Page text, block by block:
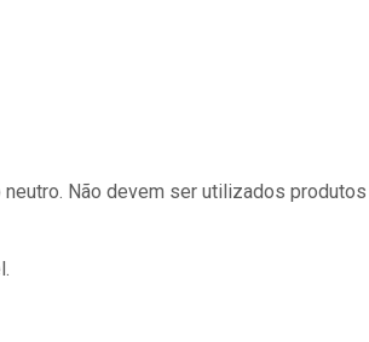
Não devem ser utilizados produtos